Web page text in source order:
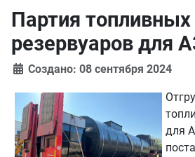
Партия топливных
резервуаров для
Создано: 08 сентября 2024
для